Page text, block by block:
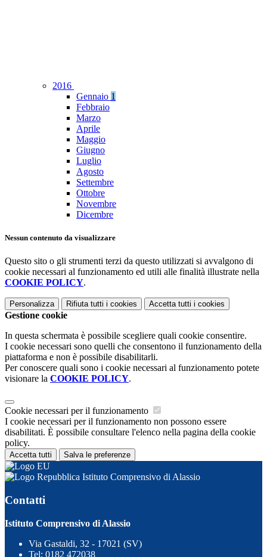
2016
Gennaio 1
Febbraio
Marzo
Aprile
Maggio
Giugno
Luglio
Agosto
Settembre
Ottobre
Novembre
Dicembre
Nessun contenuto da visualizzare
Questo sito o gli strumenti terzi da questo utilizzati si avvalgono di
cookie necessari al funzionamento ed utili alle finalità illustrate nella
COOKIE POLICY.
Personalizza Rifiuta tutti i cookies Accetta tutti i cookies
Gestione cookie
In questa schermata è possibile scegliere quali cookie consentire.
I cookie necessari sono quelli che consentono il funzionamento della
piattaforma e non è possibile disabilitarli.
Per conoscere quali sono i cookie necessari al funzionamento potete
visionare la COOKIE POLICY.
Cookie necessari per il funzionamento
I cookie necessari per il funzionamento non possono essere
disabilitati. È possibile consultare l'elenco nella pagina della cookie
policy.
Accetta tutti Salva le preferenze
Istituto Comprensivo di Alassio
Contatti
Istituto Comprensivo di Alassio
Via Gastaldi, 32 - 17021 (SV)
Tel: 0182 472038